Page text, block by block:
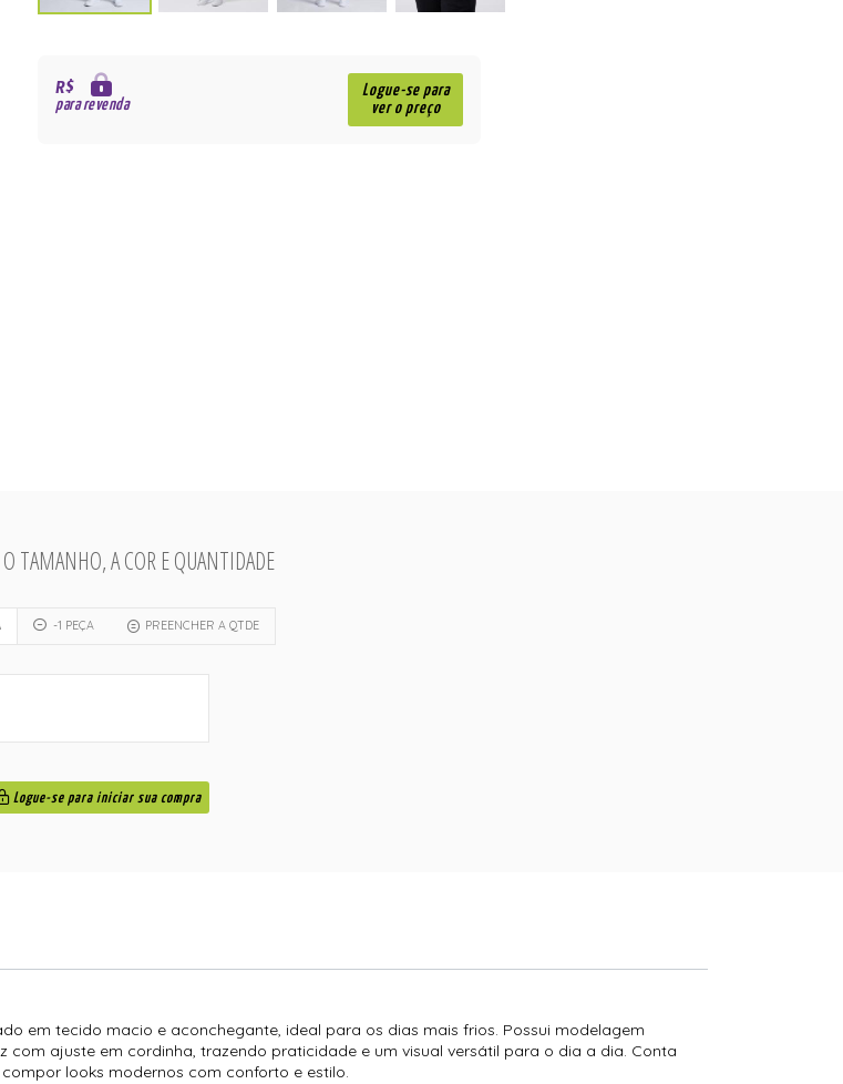
R$
para revenda
Logue-se para
ver o preço
TAMANHO, A COR E QUANTIDADE
-1 PEÇA PREENCHER A QTDE
Logue-se para iniciar sua compra
em tecido macio e aconchegante, ideal para os dias mais frios. Possui modelagem
ajuste em cordinha, trazendo praticidade e um visual versátil para o dia a dia. Conta
looks modernos com conforto e estilo.